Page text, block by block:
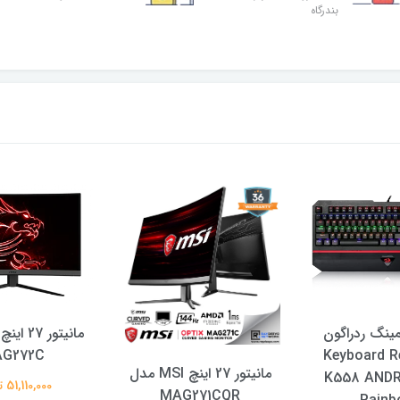
بندرگاه
ردراگون
Keyboard
K558
مانیتور 27 اینچ MSI مدل
51,110,000 تومان